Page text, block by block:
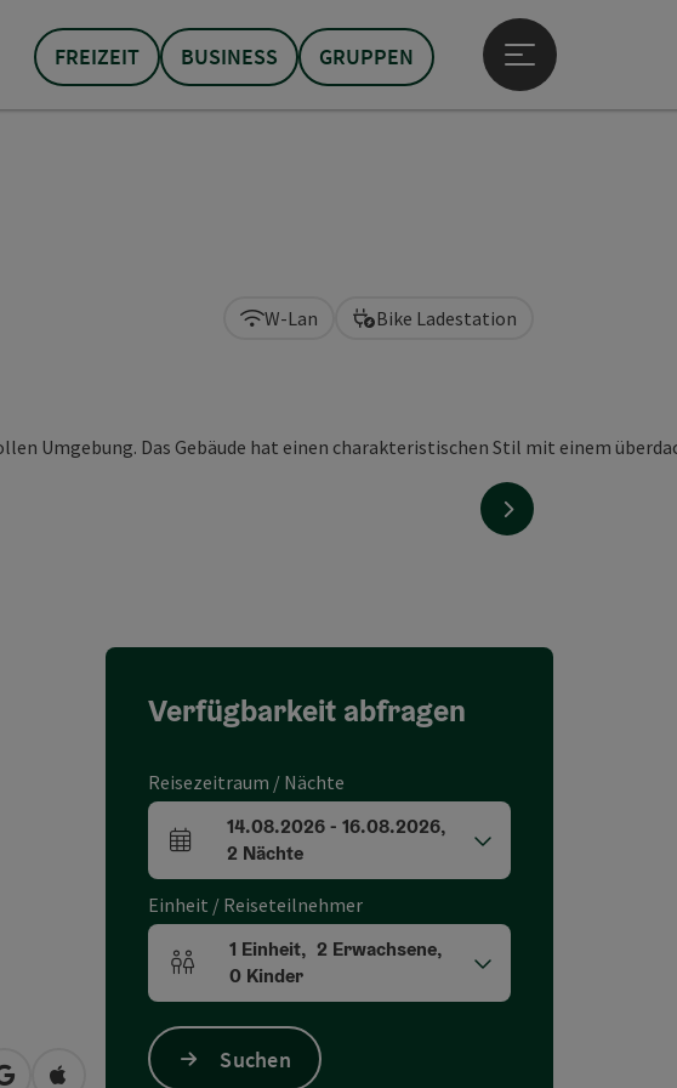
FREIZEIT BUSINESS GRUPPEN
Hauptmenü öffnen
nächstes Element
W-Lan Bike Ladestation
Verfügbarkeit abfragen
Reisezeitraum / Nächte
An- und Abreisefelder
14.08.2026- 16.08.2026,
2 Nächte
Einheit / Reiseteilnehmer
Einheitenanzahl und Personenfelder
1 Einheit, 2 Erwachsene,
0 Kinder
Suchen